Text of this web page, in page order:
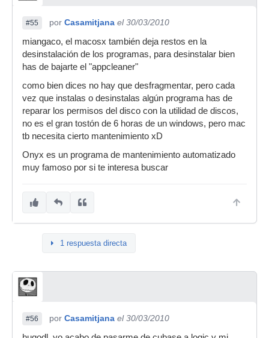
#55 por Casamitjana el 30/03/2010
miangaco, el macosx también deja restos en la
desinstalación de los programas, para desinstalar bien
has de bajarte el "appcleaner"
como bien dices no hay que desfragmentar, pero cada
vez que instalas o desinstalas algún programa has de
reparar los permisos del disco con la utilidad de discos,
no es el gran tostón de 6 horas de un windows, pero mac
tb necesita cierto mantenimiento xD
Onyx es un programa de mantenimiento automatizado
muy famoso por si te interesa buscar
1 respuesta directa
#56 por Casamitjana el 30/03/2010